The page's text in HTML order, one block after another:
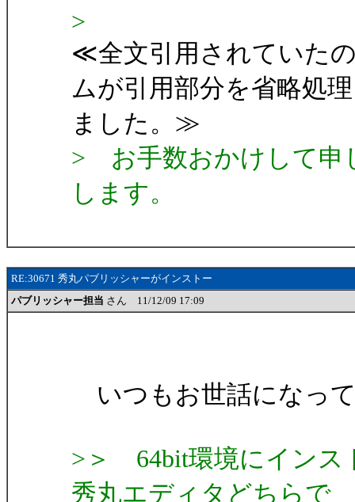
>
≪全文引用されていた
ムが引用部分を省略処
ました。≫
> お手数おかけして申
します。
RE:30671 秀丸パブリッシャーがインストー
パブリッシャー担当 さん 11/12/09 17:09
いつもお世話になっ
>＞ 64bit環境にインス
秀丸エディタどちらで